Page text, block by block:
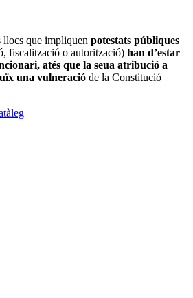
llocs que impliquen potestats públiques
fiscalització o autorització) han d’estar
atés que la seua atribució a
una vulneració de la Constitució